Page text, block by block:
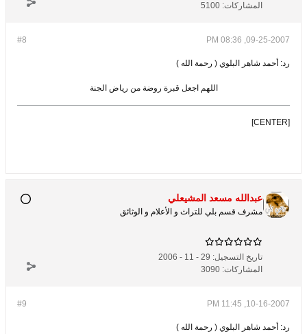
المشاركات: 5100
#8 09-25-2007, 08:36 PM
رد: أحمد شاهر البلوي ( رحمة الله )
اللهم اجعل قبرة روضة من رياض الجنة
[CENTER]
عبدالله مسعد المشيعلي
مشرف قسم بلي للتراث و الأعلام و الوثائق
تاريخ التسجيل: 29 - 11 - 2006
المشاركات: 3090
#9 10-16-2007, 11:45 PM
رد: أحمد شاهر البلوي ( رحمة الله )